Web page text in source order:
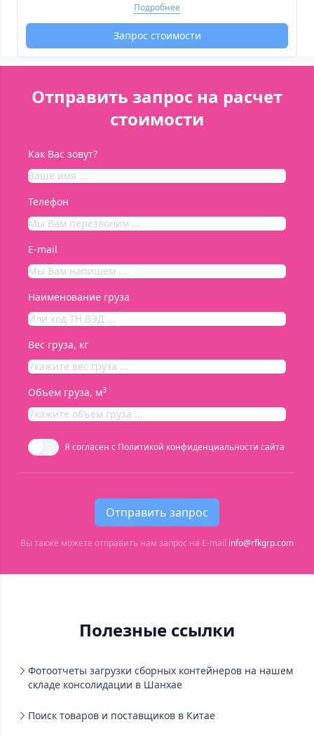
Подробнее
Запрос стоимости
Отправить запрос на расчет
стоимости
Как Вас зовут?
Телефон
E-mail
Наименование груза
Вес груза, кг
Объем груза, м3
Я согласен с Политикой конфиденциальности сайта
Отправить запрос
Вы также можете отправить нам запрос на E-mail info@rfkgrp.com
Полезные ссылки
Фотоотчеты загрузки сборных контейнеров на нашем
складе консолидации в Шанхае
Поиск товаров и поставщиков в Китае